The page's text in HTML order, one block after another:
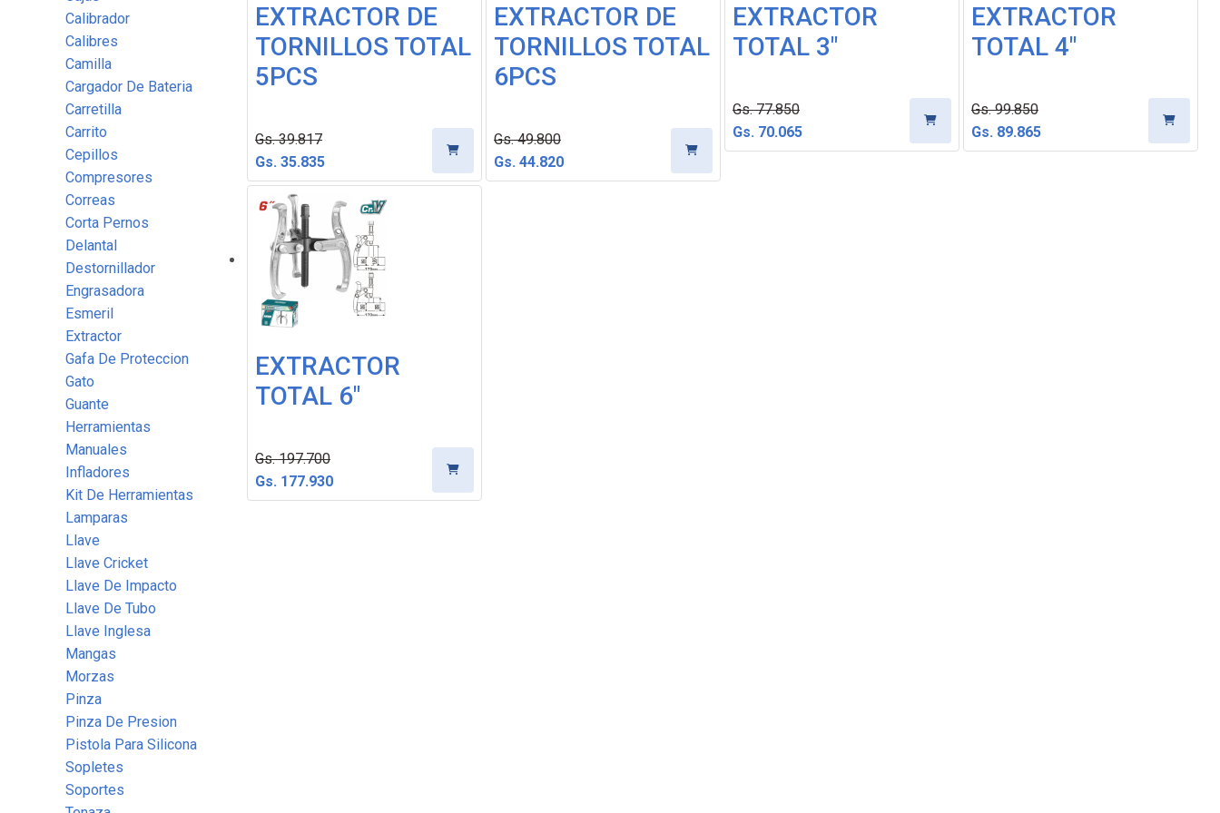
Calibrador
Calibres
Camilla
Cargador De Bateria
Carretilla
Carrito
Cepillos
Compresores
Correas
Corta Pernos
Delantal
Destornillador
Engrasadora
Esmeril
Extractor
Gafa De Proteccion
Gato
Guante
Herramientas
Manuales
Infladores
Kit De Herramientas
Lamparas
Llave
Llave Cricket
Llave De Impacto
Llave De Tubo
Llave Inglesa
Mangas
Morzas
Pinza
Pinza De Presion
Pistola Para Silicona
Sopletes
Soportes
EXTRACTOR DE
TORNILLOS TOTAL
5PCS
Gs. 39.817
Gs. 35.835
EXTRACTOR DE
TORNILLOS TOTAL
6PCS
Gs. 49.800
Gs. 44.820
EXTRACTOR
TOTAL 3"
Gs. 77.850
Gs. 70.065
EXTRACTOR
TOTAL 4"
Gs. 99.850
Gs. 89.865
EXTRACTOR
TOTAL 6"
Gs. 197.700
Gs. 177.930